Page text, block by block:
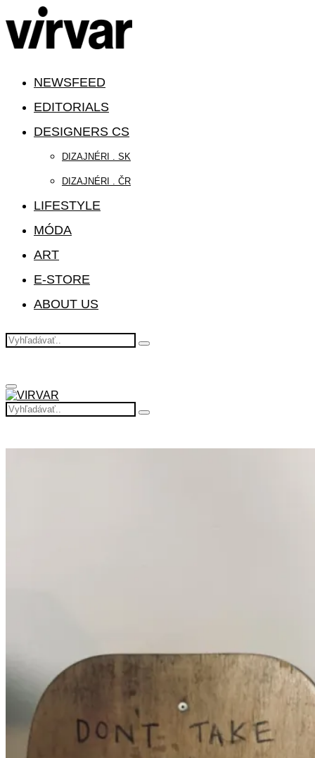
NEWSFEED
EDITORIALS
DESIGNERS CS
DIZAJNÉRI . SK
DIZAJNÉRI . ČR
LIFESTYLE
MÓDA
ART
E-STORE
ABOUT US
Search
Search
Primary
Menu
Search
for:
Search